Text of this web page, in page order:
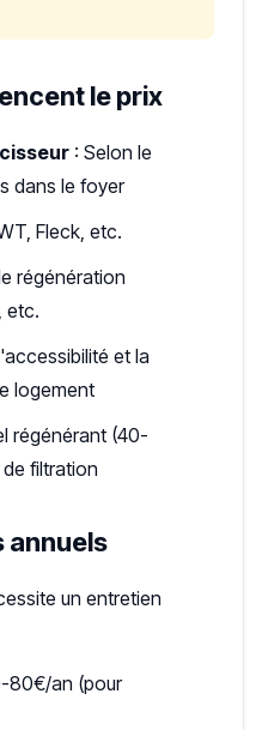
le prix
: Selon le
dans le foyer
Fleck, etc.
régénération
etc.
et la
logement
régénérant (40-
filtration
annuels
un entretien
80€/an (pour